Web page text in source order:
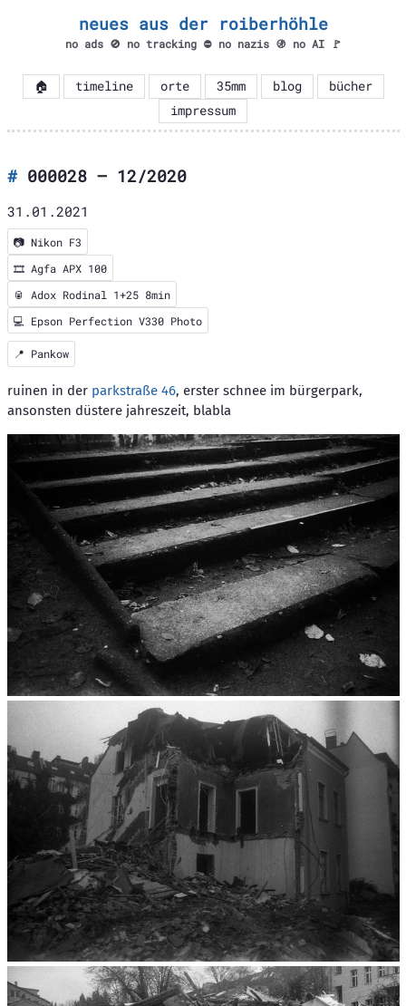
neues aus der roiberhöhle
no ads 🚫 no tracking ⛔ no nazis 🚯 no AI 🚩
🏠 timeline orte 35mm blog
bücher
impressum
000028 – 12/2020
31.01.2021
📷 Nikon F3
🎞️ Agfa APX 100
🥫 Adox Rodinal 1+25 8min
💻 Epson Perfection V330 Photo
📍 Pankow
ruinen in der parkstraße 46, erster schnee im bürgerpark,
ansonsten düstere jahreszeit, blabla